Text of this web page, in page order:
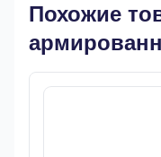
Похожие